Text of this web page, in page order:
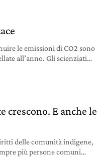
le emissioni di CO2 sono
all’anno. Gli scienziati
crescono. E anche le
delle comunità indigene,
più persone comuni